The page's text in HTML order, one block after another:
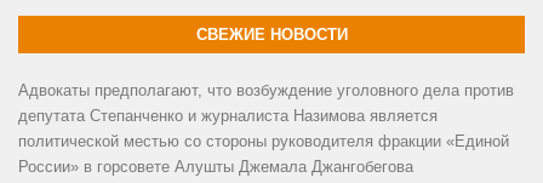
СВЕЖИЕ НОВОСТИ
Адвокаты предполагают, что возбуждение уголовного дела против
депутата Степанченко и журналиста Назимова является
политической местью со стороны руководителя фракции «Единой
России» в горсовете Алушты Джемала Джангобегова